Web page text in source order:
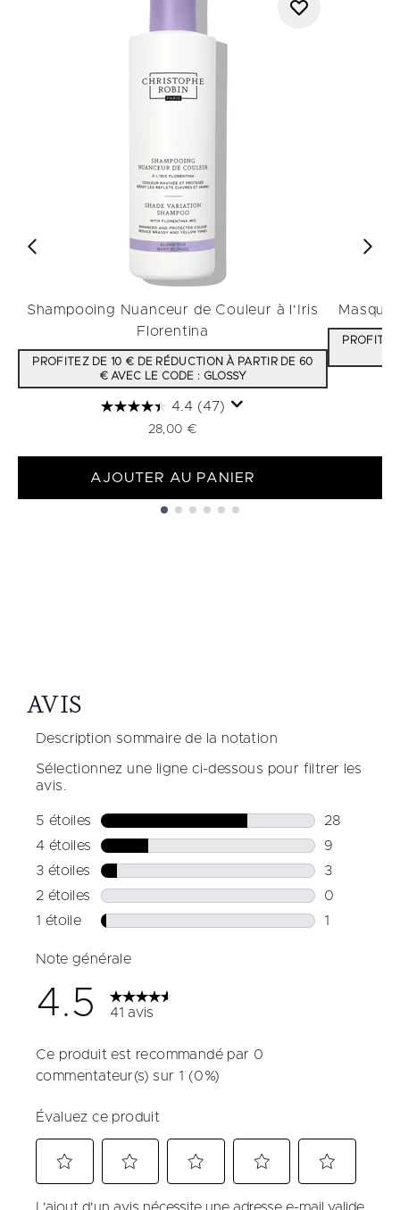
Shampooing Nuanceur de Couleur à l'Iris
Florentina
PROFITEZ DE 10 € DE RÉDUCTION À PARTIR DE 60
€ AVEC LE CODE : GLOSSY
4.4 (47)
28,00 €
AJOUTER AU PANIER